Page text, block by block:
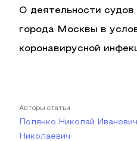
О деятельности
города Москвы в
коронавирусной
Авторы статьи
Полянко Николай
Николаевич